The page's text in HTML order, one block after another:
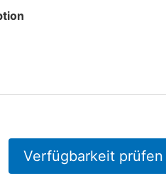
Verfügbarkeit prüfen